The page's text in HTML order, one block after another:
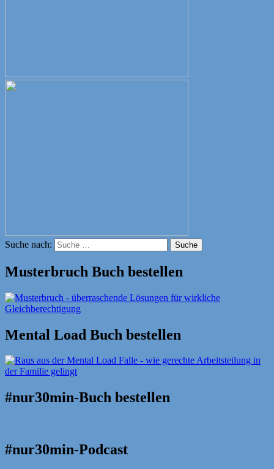
Suche nach: Suche
Musterbruch Buch bestellen
Mental Load Buch bestellen
#nur30min-Buch bestellen
#nur30min-Podcast